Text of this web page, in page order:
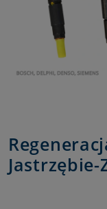
Jastrzębie-